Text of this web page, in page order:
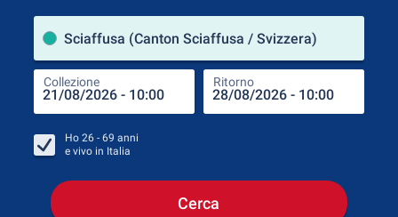
Sciaffusa (Canton Sciaffusa / Svizzera)
Collezione Ritorno
Ho 26 - 69 anni
e vivo in Italia
Cerca